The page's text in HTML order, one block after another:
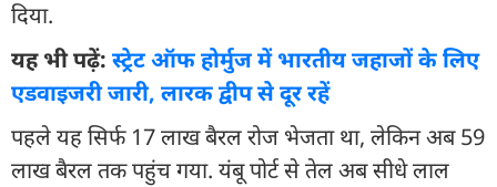
दिया.
यह भी पढ़ें: स्ट्रेट ऑफ होर्मुज में भारतीय जहाजों के लिए
एडवाइजरी जारी, लारक द्वीप से दूर रहें
पहले यह सिर्फ 17 लाख बैरल रोज भेजता था, लेकिन अब 59
लाख बैरल तक पहुंच गया. यंबू पोर्ट से तेल अब सीधे लाल